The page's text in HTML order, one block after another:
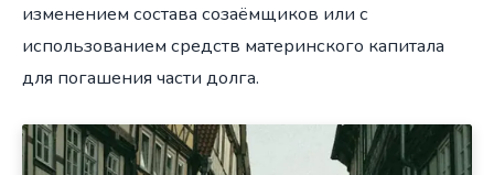
изменением состава созаёмщиков или с
использованием средств материнского капитала
для погашения части долга.